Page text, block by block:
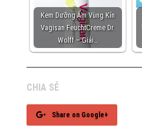
Kem Dưỡng Ẩm Vùng Kín
Vagisan FeuchtCreme Dr.
Wolff – Giải…
CHIA SẺ
Share on Google+